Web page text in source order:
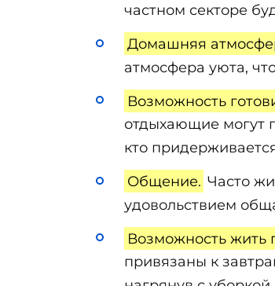
частном секторе
Домашняя
атмосфера уюта,
Возможность
отдыхающие могут
кто
Общение. Часто
удовольствием
Возможность жить
привязаны к